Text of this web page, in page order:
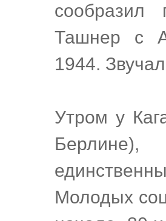
сообразил
Ташнер с
1944.
Утром у
Молодых